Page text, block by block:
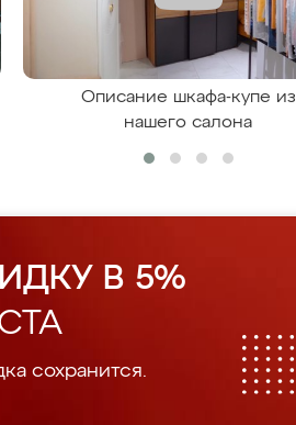
Описание шкафа-купе из
нашего салона
В 5%
сохранится.